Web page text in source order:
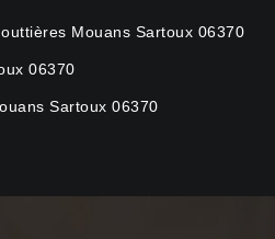
Mouans Sartoux 06370
06370
Sartoux 06370